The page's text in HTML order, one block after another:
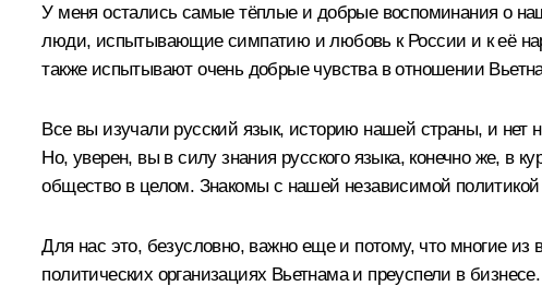
У меня остались самые тёплые и добрые воспоминания о
люди, испытывающие симпатию и любовь к России и к её
также испытывают очень добрые чувства в отношении
Все вы изучали русский язык, историю нашей страны, и нет
Но, уверен, вы в силу знания русского языка, конечно же, в
общество в целом. Знакомы с нашей независимой
Для нас это, безусловно, важно еще и потому, что многие из
политических организациях Вьетнама и преуспели в бизнесе.